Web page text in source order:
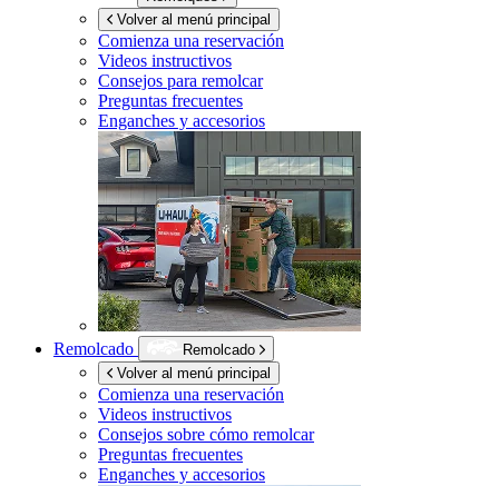
Volver al menú principal
Comienza una reservación
Videos instructivos
Consejos para remolcar
Preguntas frecuentes
Enganches y accesorios
Remolcado
Remolcado
Volver al menú principal
Comienza una reservación
Videos instructivos
Consejos sobre cómo remolcar
Preguntas frecuentes
Enganches y accesorios